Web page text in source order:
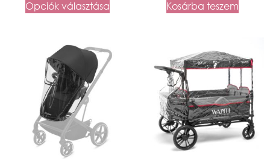
Opciók választása Kosárba teszem